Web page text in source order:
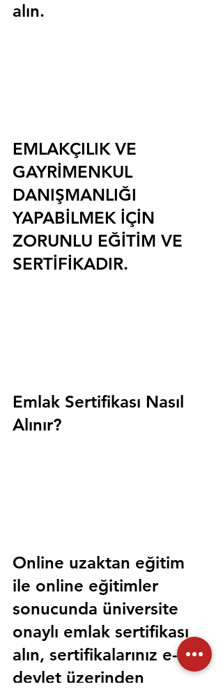
alın.
EMLAKÇILIK VE
GAYRİMENKUL
DANIŞMANLIĞI
YAPABİLMEK İÇİN
ZORUNLU EĞİTİM VE
SERTİFİKADIR.
Emlak Sertifikası Nasıl
Alınır?
Online uzaktan eğitim
ile online eğitimler
sonucunda üniversite
onaylı emlak sertifikası
alın, sertifikalarınız e-
devlet üzerinden